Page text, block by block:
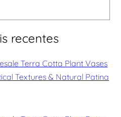
recentes
Terra Cotta Plant Vases
Textures & Natural Patina